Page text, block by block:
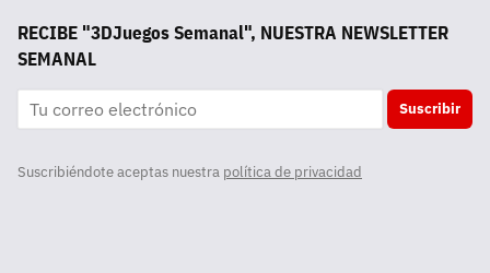
RECIBE "3DJuegos Semanal", NUESTRA NEWSLETTER
SEMANAL
Suscribir
Suscribiéndote aceptas nuestra política de privacidad